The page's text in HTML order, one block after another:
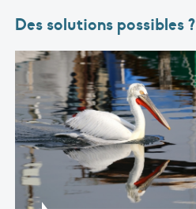
Des solutions possibles ?